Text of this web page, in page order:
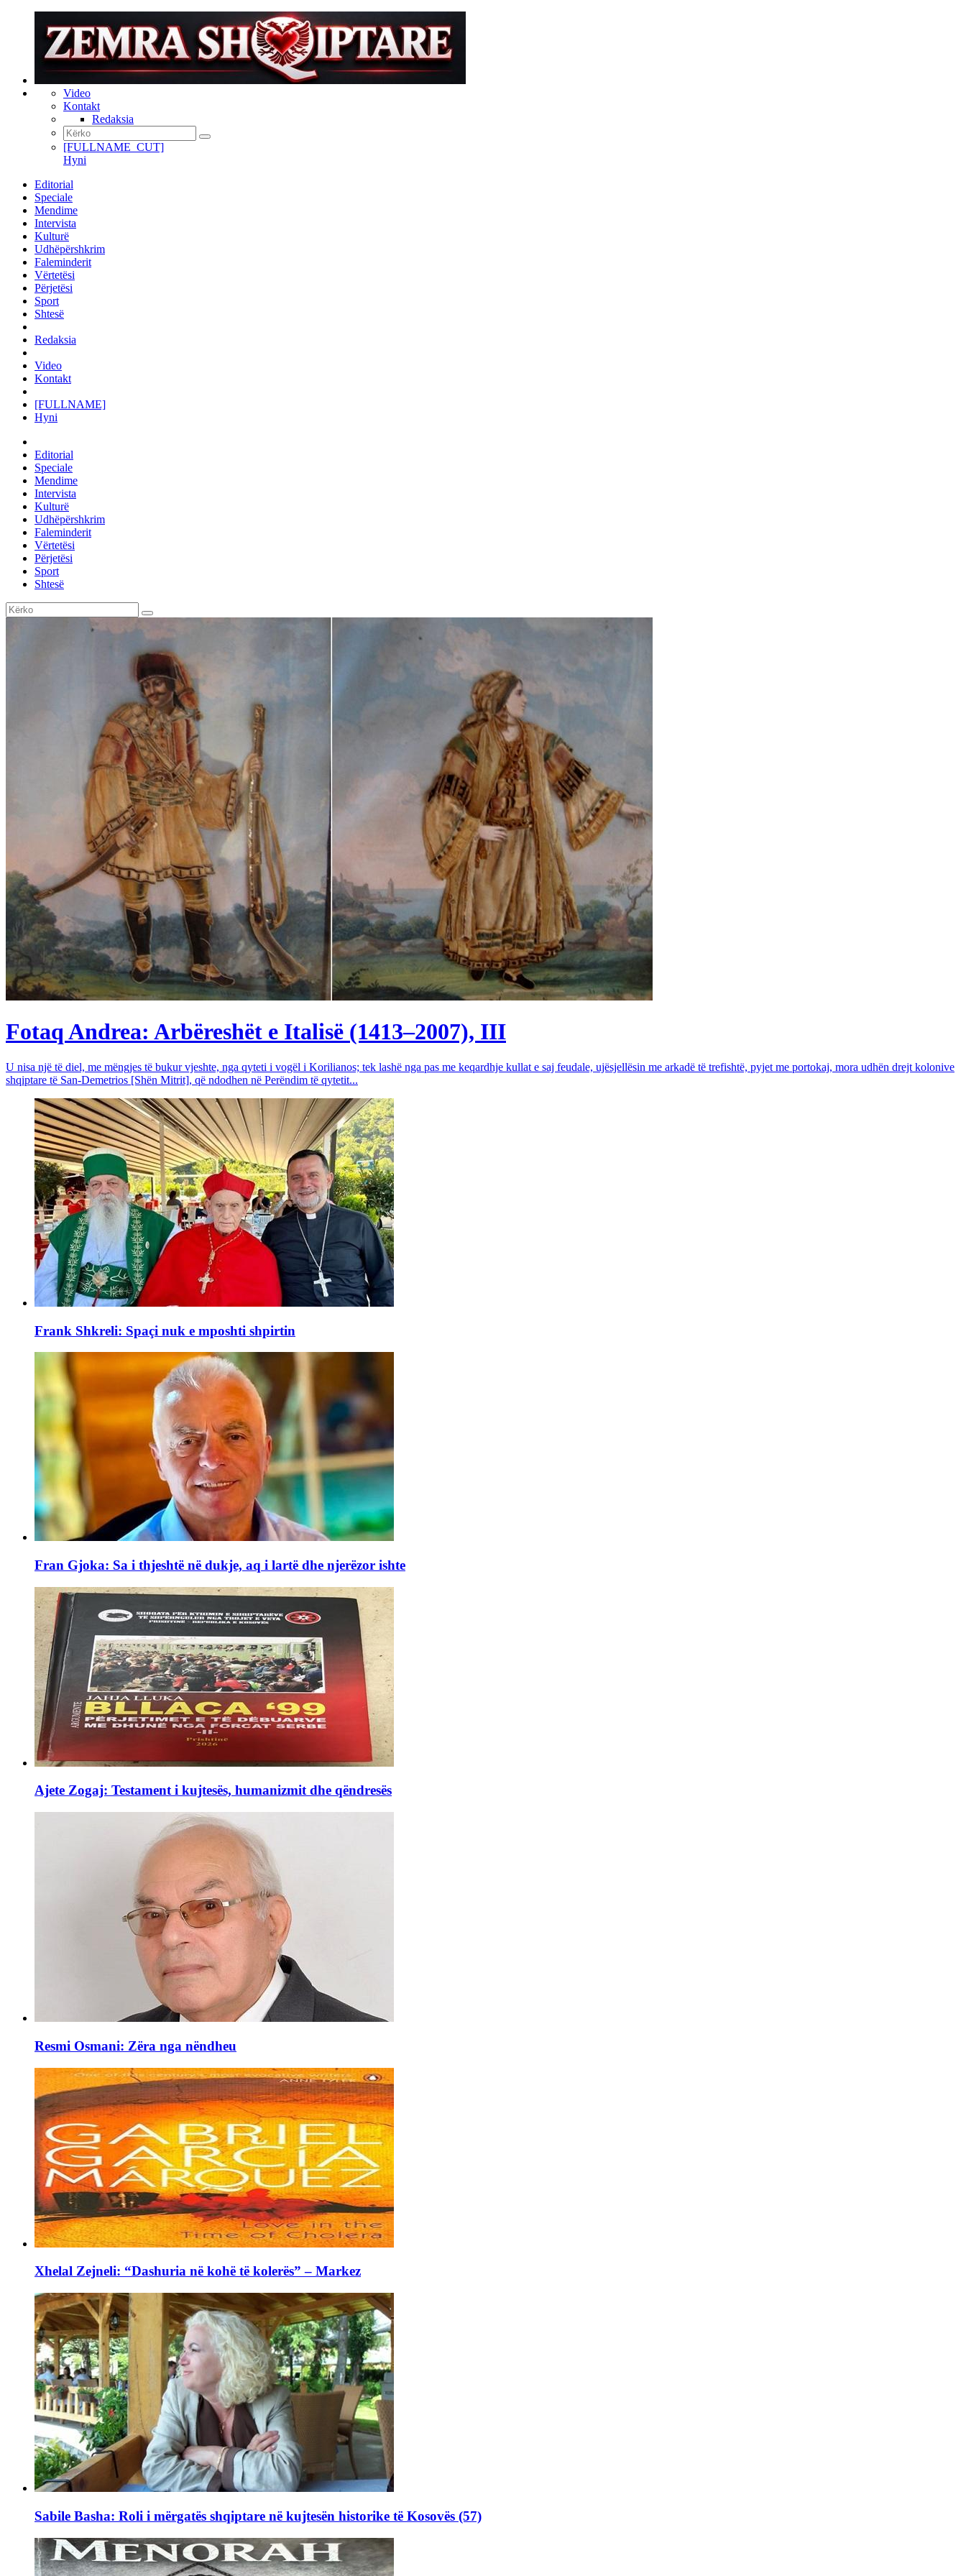
Video
Kontakt
Redaksia
[FULLNAME_CUT]
Hyni
Editorial
Speciale
Mendime
Intervista
Kulturë
Udhëpërshkrim
Faleminderit
Vërtetësi
Përjetësi
Sport
Shtesë
Redaksia
Video
Kontakt
[FULLNAME]
Hyni
Editorial
Speciale
Mendime
Intervista
Kulturë
Udhëpërshkrim
Faleminderit
Vërtetësi
Përjetësi
Sport
Shtesë
Fotaq Andrea: Arbëreshët e Italisë (1413–2007), III
U nisa një të diel, me mëngjes të bukur vjeshte, nga qyteti i vogël i Korilianos; tek lashë nga pas me keqardhje kullat e saj feudale, ujësjellësin me arkadë të trefishtë, pyjet me portokaj, mora udhën drejt kolonive
shqiptare të San-Demetrios [Shën Mitrit], që ndodhen në Perëndim të qytetit...
Frank Shkreli: Spaçi nuk e mposhti shpirtin
Fran Gjoka: Sa i thjeshtë në dukje, aq i lartë dhe njerëzor ishte
Ajete Zogaj: Testament i kujtesës, humanizmit dhe qëndresës
Resmi Osmani: Zëra nga nëndheu
Xhelal Zejneli: “Dashuria në kohë të kolerës” – Markez
Sabile Basha: Roli i mërgatës shqiptare në kujtesën historike të Kosovës (57)